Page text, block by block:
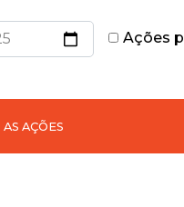
Ações
AÇÕES